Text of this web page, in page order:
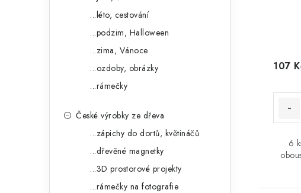
...léto, cestování
...podzim, Halloween
...zima, Vánoce
...ozdoby, obrázky
...rámečky
České výrobky ze dřeva
...zápichy do dortů, květináčů
...dřevěné magnetky
...3D prostorové projekty
...rámečky na fotografie
107
6